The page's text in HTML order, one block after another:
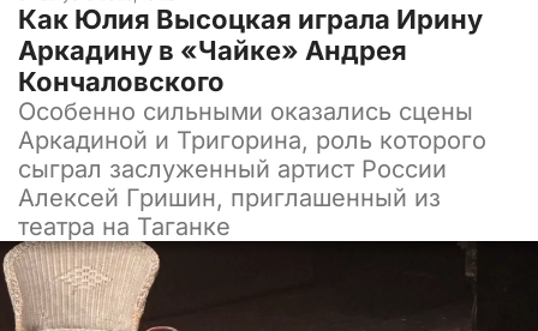
Как Юлия Высоцкая играла Ирину
Аркадину в «Чайке» Андрея
Кончаловского
Особенно сильными оказались сцены
Аркадиной и Тригорина, роль которого
сыграл заслуженный артист России
Алексей Гришин, приглашенный из
театра на Таганке